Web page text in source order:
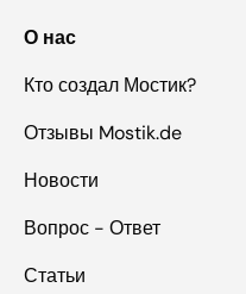
О нас
Кто создал Мостик?
Отзывы Mostik.de
Новости
Вопрос - Ответ
Статьи